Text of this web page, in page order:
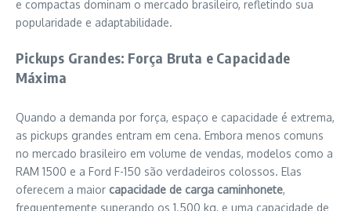
e compactas dominam o mercado brasileiro, refletindo sua
popularidade e adaptabilidade.
Pickups Grandes: Força Bruta e Capacidade
Máxima
Quando a demanda por força, espaço e capacidade é extrema,
as pickups grandes entram em cena. Embora menos comuns
no mercado brasileiro em volume de vendas, modelos como a
RAM 1500 e a Ford F-150 são verdadeiros colossos. Elas
oferecem a maior capacidade de carga caminhonete,
frequentemente superando os 1.500 kg, e uma capacidade de